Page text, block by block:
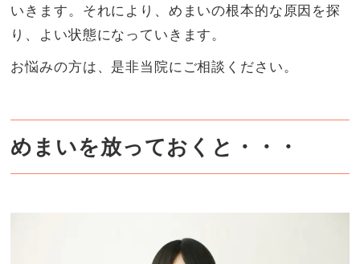
いきます。それにより、めまいの根本的な原因を探
り、よい状態になっていきます。
お悩みの方は、是非当院にご相談ください。
めまいを放っておくと・・・